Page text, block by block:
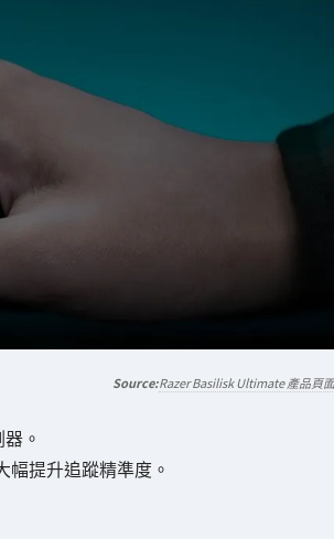
Razer Basilisk Ultimate 產品頁面
。
提升追蹤精準度。